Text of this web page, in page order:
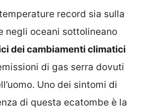
record sia sulla
negli oceani sottolineano
dei cambiamenti climatici
di gas serra dovuti
Uno dei sintomi di
di questa ecatombe è la